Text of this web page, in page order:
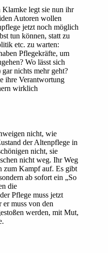
Klamke legt sie nun ihr
Autoren wollen
jetzt noch möglich
tun können, statt zu
etc. zu warten:
Pflegekräfte, um
Wo lässt sich
nichts mehr geht?
ihre Verantwortung
wirklich
nicht, wie
der Altenpflege in
nicht, sie
nicht weg. Ihr Weg
zum Kampf auf. Es gibt
ab sofort ein „So
die
Pflege muss jetzt
er muss von den
werden, mit Mut,